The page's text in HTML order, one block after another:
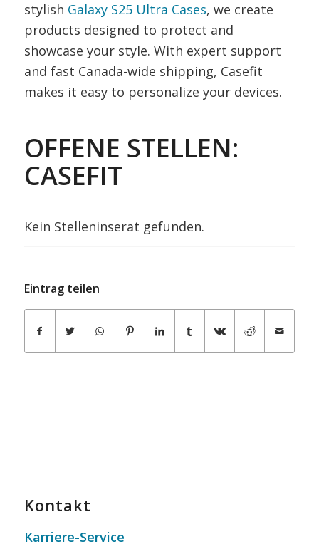
stylish Galaxy S25 Ultra Cases, we create
products designed to protect and
showcase your style. With expert support
and fast Canada-wide shipping, Casefit
makes it easy to personalize your devices.
OFFENE STELLEN:
CASEFIT
Kein Stelleninserat gefunden.
Eintrag teilen
Kontakt
Karriere-Service